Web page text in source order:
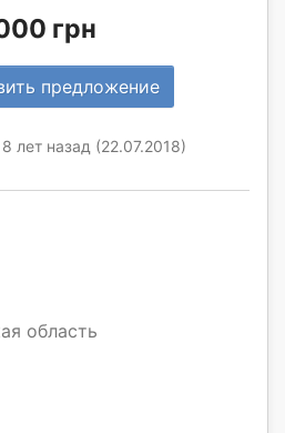
грн
предложение
лет назад (22.07.2018)
область